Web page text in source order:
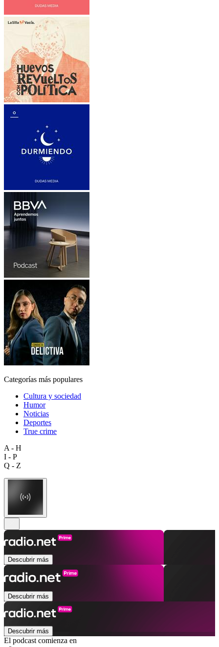
Categorías más populares
Cultura y sociedad
Humor
Noticias
Deportes
True crime
A - H
I - P
Q - Z
Descubrir más
Descubrir más
Descubrir más
El podcast comienza en